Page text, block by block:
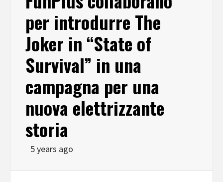
per introdurre The
Joker in “State of
Survival” in una
campagna per una
nuova elettrizzante
storia
5 years ago